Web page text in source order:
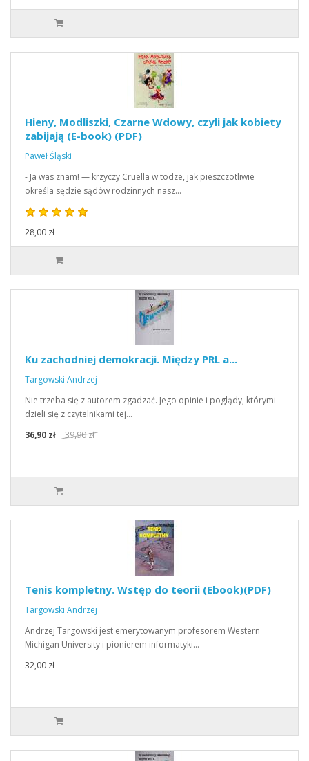
Hieny, Modliszki, Czarne Wdowy, czyli jak kobiety
zabijają (E-book) (PDF)
Paweł Śląski
- Ja was znam! — krzyczy Cruella w todze, jak pieszczotliwie
określa sędzie sądów rodzinnych nasz…
28,00 zł
Ku zachodniej demokracji. Między PRL a...
Targowski Andrzej
Nie trzeba się z autorem zgadzać. Jego opinie i poglądy, którymi
dzieli się z czytelnikami tej…
36,90 zł
39,90 zł
Tenis kompletny. Wstęp do teorii (Ebook)(PDF)
Targowski Andrzej
Andrzej Targowski jest emerytowanym profesorem Western
Michigan University i pionierem informatyki…
32,00 zł